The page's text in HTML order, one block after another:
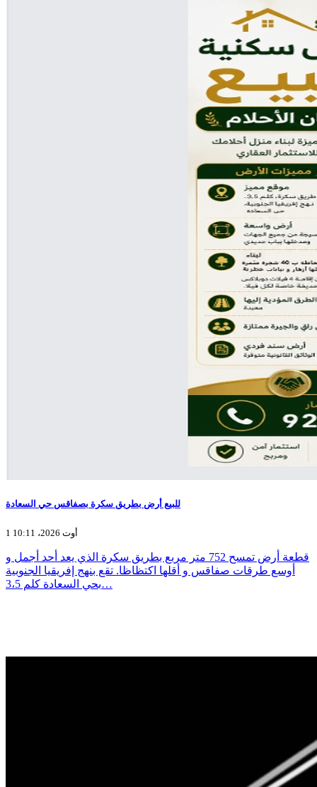
للبيع أرض بطريق سكرة بصفاقس حي السعادة
1 أوت 2026، 10:11
قطعة أرض تمسح 752 متر مربع بطريق سكرة الذي يعد أحد أجمل و
أوسع طرقات صفاقس و أقلها اكتظاظا. تقع بنهج إفريقيا الجنوبية
بحي السعادة كلم 3،5…